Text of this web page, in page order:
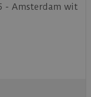
- Amsterdam wit